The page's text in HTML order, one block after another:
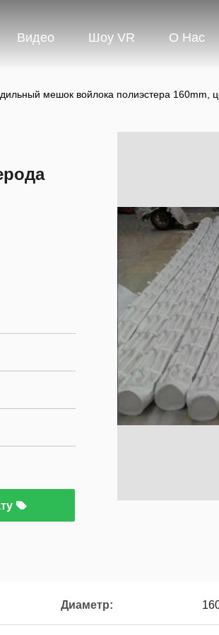
Видео Шоу VR О Нас
мешок войлока полиэстера 160mm,
Диаметр: